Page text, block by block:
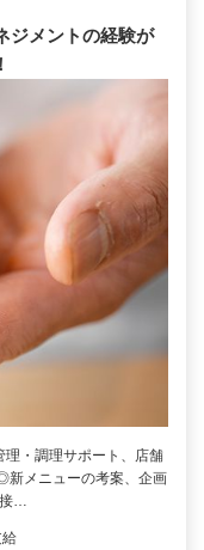
ジメントの経験が
・調理サポート、店舗
新メニューの考案、企画
…